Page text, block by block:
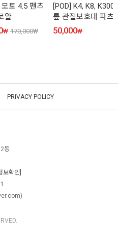
토 4.5 팬츠
얄
₩ 170,000₩
[POD] K4, K8, K300
릎 관절보호대 파츠
50,000₩
PRIVACY POLICY
동
보확인]
)